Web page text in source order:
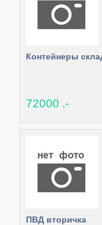
Контейнеры
72000 .-
ПВД вторичка